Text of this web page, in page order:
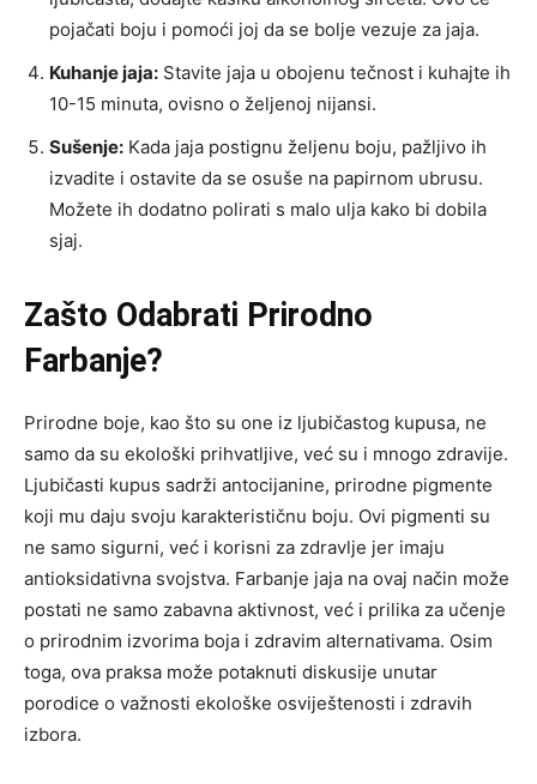
pojačati boju i pomoći joj da se bolje vezuje za jaja.
Kuhanje jaja: Stavite jaja u obojenu tečnost i kuhajte ih
10-15 minuta, ovisno o željenoj nijansi.
Sušenje: Kada jaja postignu željenu boju, pažljivo ih
izvadite i ostavite da se osuše na papirnom ubrusu.
Možete ih dodatno polirati s malo ulja kako bi dobila
sjaj.
Zašto Odabrati Prirodno
Farbanje?
Prirodne boje, kao što su one iz ljubičastog kupusa, ne
samo da su ekološki prihvatljive, već su i mnogo zdravije.
Ljubičasti kupus sadrži antocijanine, prirodne pigmente
koji mu daju svoju karakterističnu boju. Ovi pigmenti su
ne samo sigurni, već i korisni za zdravlje jer imaju
antioksidativna svojstva. Farbanje jaja na ovaj način može
postati ne samo zabavna aktivnost, već i prilika za učenje
o prirodnim izvorima boja i zdravim alternativama. Osim
toga, ova praksa može potaknuti diskusije unutar
porodice o važnosti ekološke osviještenosti i zdravih
izbora.